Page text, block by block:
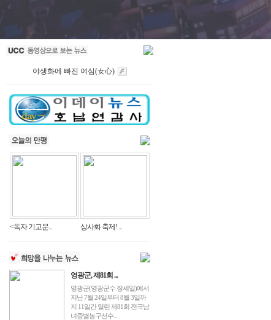
야생화에 빠진 여심(女心)
<독자 기고문... 상사화 축제! ...
영광군, 제81회 ...
영광군(영광군수 장세일)에서
지난 7월 24일부터 8월 3일까
지 11일간 열린 제81회 전국남
녀종별농구선수...